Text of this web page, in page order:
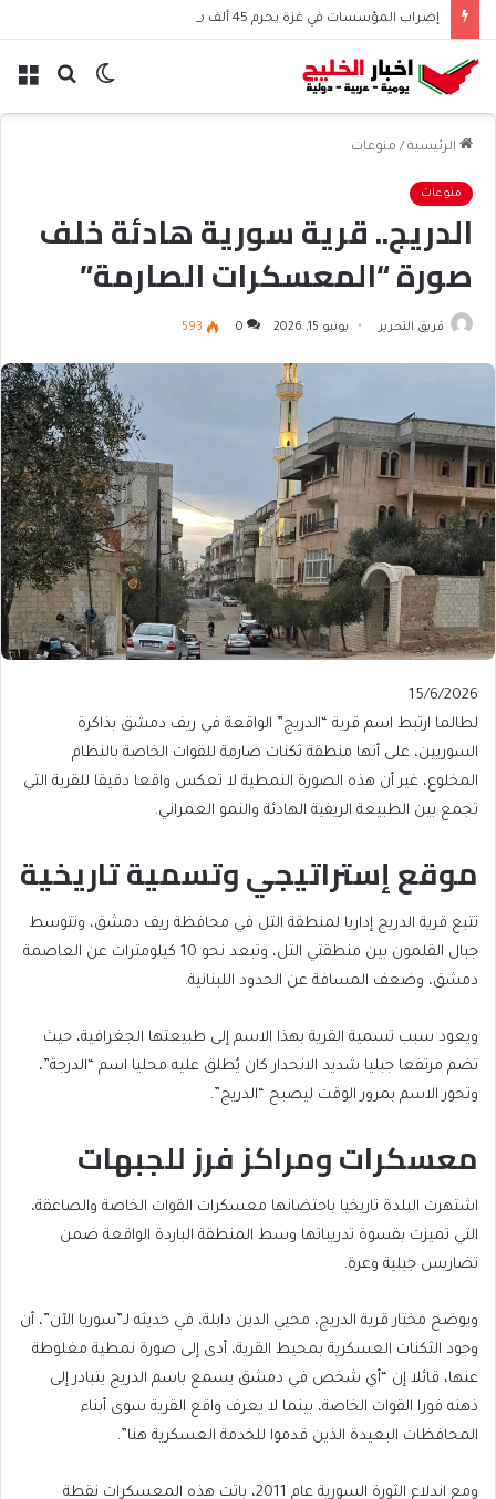
إضراب المؤسسات في غزة يحرم 45 ألف موظف من الرواتب
بحث الوضع
الرئيسية / منوعات
منوعات
الدريج.. قرية سورية هادئة خلف
صورة “المعسكرات الصارمة”
فريق التحرير يونيو 15, 2026 0
593
Published
On
15/6/2026
15/6/2026
لطالما ارتبط اسم قرية “الدريج” الواقعة في ريف دمشق بذاكرة
السوريين، على أنها منطقة ثكنات صارمة للقوات الخاصة بالنظام
المخلوع، غير أن هذه الصورة النمطية لا تعكس واقعا دقيقا للقرية التي
تجمع بين الطبيعة الريفية الهادئة والنمو العمراني.
موقع إستراتيجي وتسمية تاريخية
تتبع قرية الدريج إداريا لمنطقة التل في محافظة ريف دمشق، وتتوسط
جبال القلمون بين منطقتي التل، وتبعد نحو 10 كيلومترات عن العاصمة
دمشق، وضعف المسافة عن الحدود اللبنانية.
ويعود سبب تسمية القرية بهذا الاسم إلى طبيعتها الجغرافية، حيث
تضم مرتفعا جبليا شديد الانحدار كان يُطلق عليه محليا اسم “الدرجة”،
وتحور الاسم بمرور الوقت ليصبح “الدريج”.
معسكرات ومراكز فرز للجبهات
اشتهرت البلدة تاريخيا باحتضانها معسكرات القوات الخاصة والصاعقة،
التي تميزت بقسوة تدريباتها وسط المنطقة الباردة الواقعة ضمن
تضاريس جبلية وعرة.
ويوضح مختار قرية الدريج، محيي الدين دابلة، في حديثه لـ”سوريا الآن”، أن
وجود الثكنات العسكرية بمحيط القرية، أدى إلى صورة نمطية مغلوطة
عنها، قائلا إن “أي شخص في دمشق يسمع باسم الدريج يتبادر إلى
ذهنه فورا القوات الخاصة، بينما لا يعرف واقع القرية سوى أبناء
المحافظات البعيدة الذين قدموا للخدمة العسكرية هنا”.
ومع اندلاع الثورة السورية عام 2011، باتت هذه المعسكرات نقطة